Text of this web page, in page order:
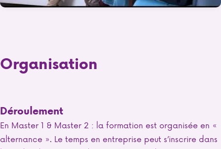
Organisation
Déroulement
En Master 1 & Master 2 : la formation est organisée en «
alternance ». Le temps en entreprise peut s’inscrire dans